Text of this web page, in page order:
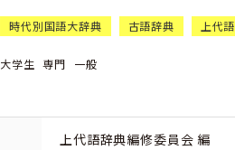
時代別国語大辞典 古語辞典 上代語
大学生 専門 一般
上代語辞典編修委員会 編